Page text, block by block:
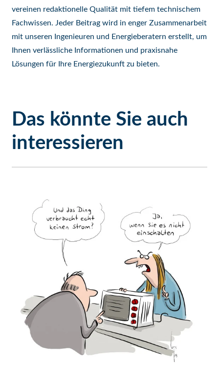
vereinen redaktionelle Qualität mit tiefem technischem
Fachwissen. Jeder Beitrag wird in enger Zusammenarbeit
mit unseren Ingenieuren und Energieberatern erstellt, um
Ihnen verlässliche Informationen und praxisnahe
Lösungen für Ihre Energiezukunft zu bieten.
Das könnte Sie auch
interessieren